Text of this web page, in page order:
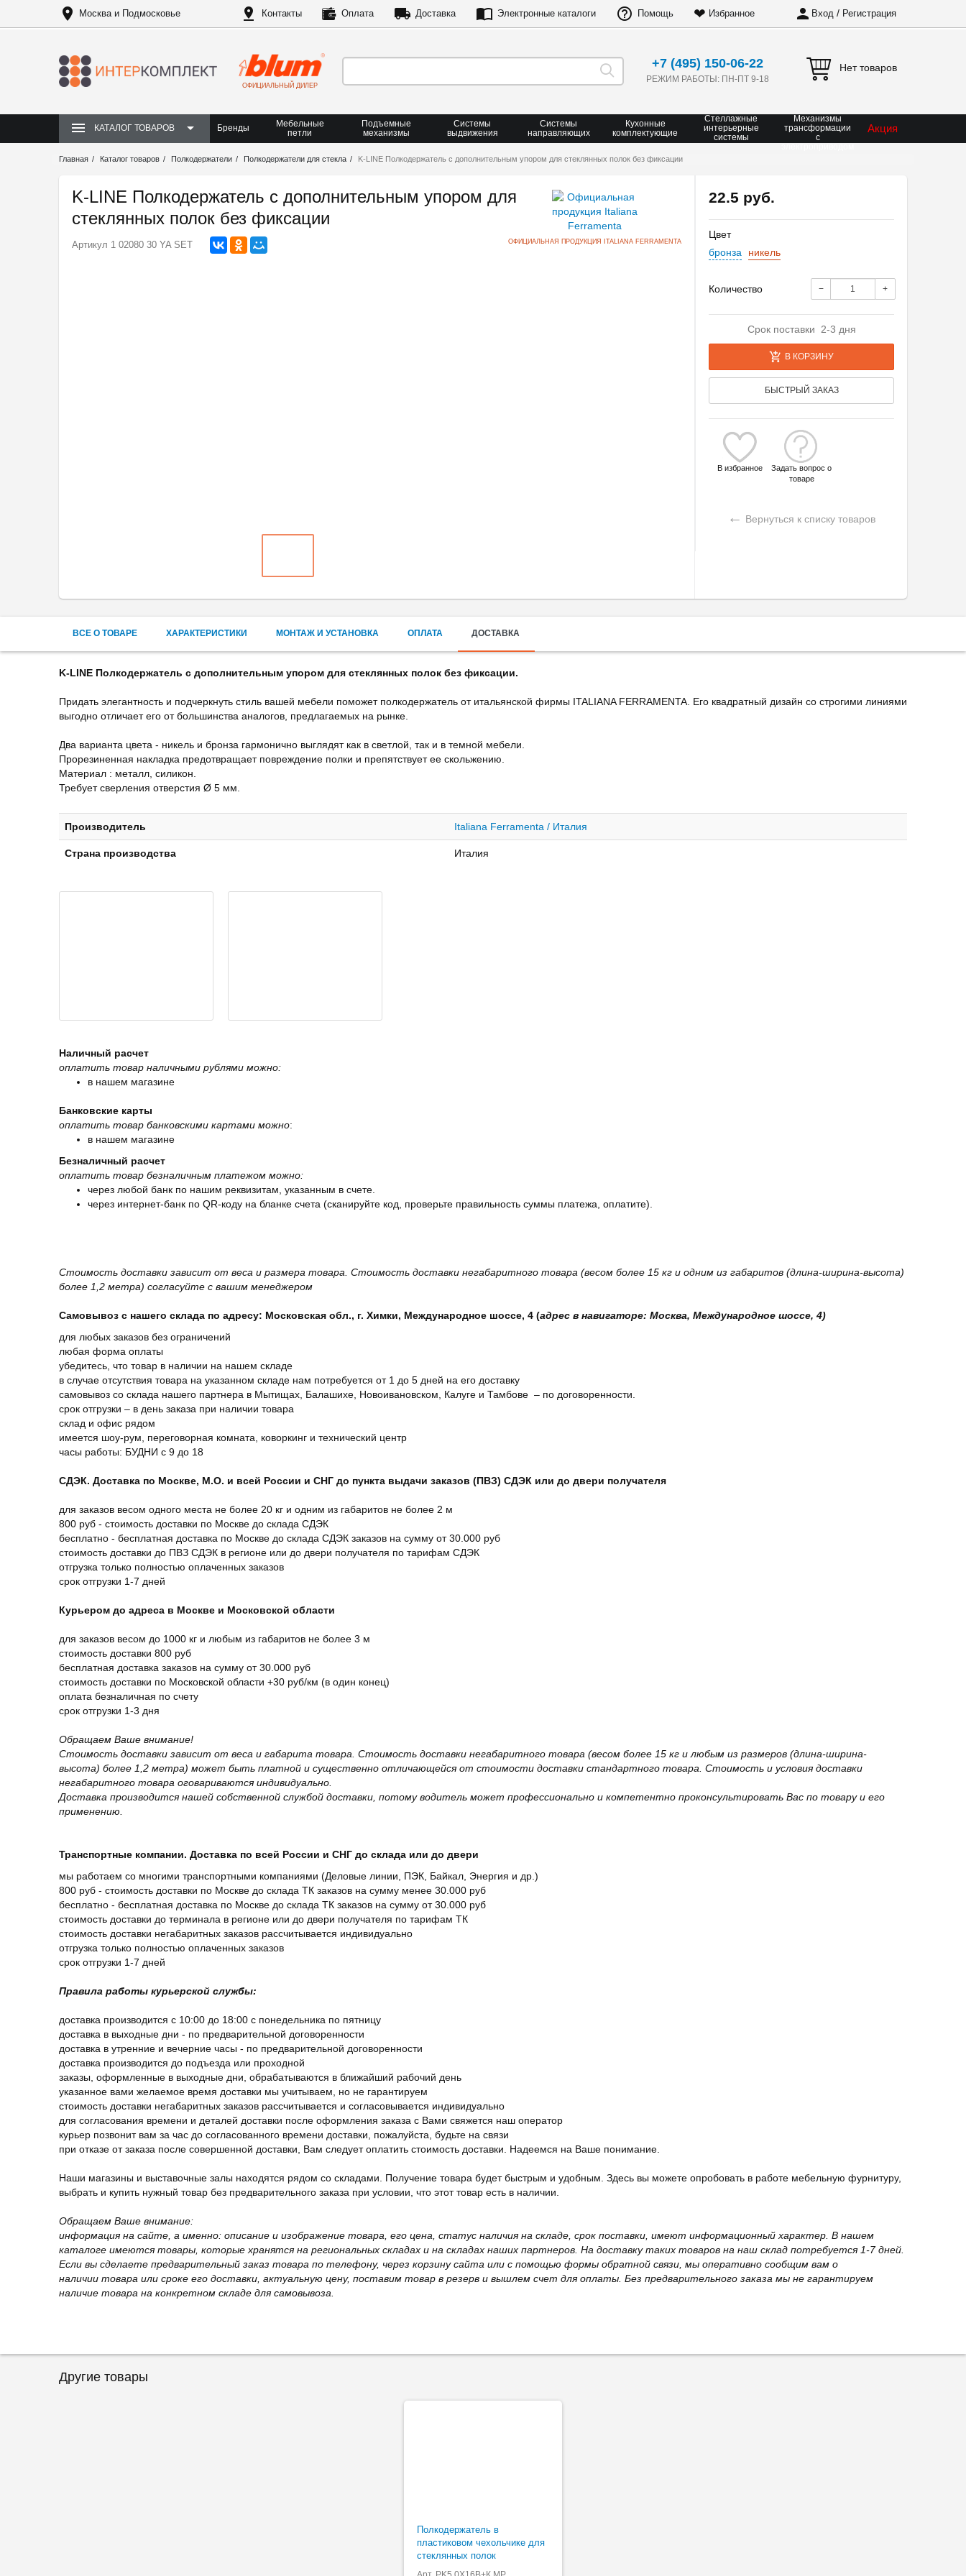
Москва и Подмосковье Контакты Оплата Доставка Электронные каталоги Помощь ❤ Избранное Вход / Регистрация
ОФИЦИАЛЬНЫЙ ДИЛЕР
+7 (495) 150-06-22
РЕЖИМ РАБОТЫ: ПН-ПТ 9-18
Нет товаров
КАТАЛОГ ТОВАРОВ Бренды
Мебельные
петли
Подъемные
механизмы
Системы
выдвижения
Системы
направляющих
Кухонные
комплектующие
Стеллажные
интерьерные
системы
Механизмы
трансформации
с
Акция
Главная Каталог товаров Полкодержатели Полкодержатели для стекла K-LINE Полкодержатель с дополнительным упором для стеклянных полок без фиксации
K-LINE Полкодержатель с дополнительным упором для
стеклянных полок без фиксации
ОФИЦИАЛЬНАЯ ПРОДУКЦИЯ ITALIANA FERRAMENTA
Артикул 1 02080 30 YA SET
22.5 руб.
Цвет
бронза
никель
Количество − +
Срок поставки 2-3 дня
В КОРЗИНУ
БЫСТРЫЙ ЗАКАЗ
В избранное
Задать вопрос о
товаре
← Вернуться к списку товаров
ВСЕ О ТОВАРЕ ХАРАКТЕРИСТИКИ МОНТАЖ И УСТАНОВКА ОПЛАТА ДОСТАВКА
K-LINE Полкодержатель с дополнительным упором для стеклянных полок без фиксации.
Придать элегантность и подчеркнуть стиль вашей мебели поможет полкодержатель от итальянской фирмы ITALIANA FERRAMENTA. Его квадратный дизайн со строгими линиями
выгодно отличает его от большинства аналогов, предлагаемых на рынке.
Два варианта цвета - никель и бронза гармонично выглядят как в светлой, так и в темной мебели.
Прорезиненная накладка предотвращает повреждение полки и препятствует ее скольжению.
Материал : металл, силикон.
Требует сверления отверстия Ø 5 мм.
Производитель Italiana Ferramenta / Италия
Страна производства Италия
Наличный расчет
оплатить товар наличными рублями можно:
в нашем магазине
Банковские карты
оплатить товар банковскими картами можно:
в нашем магазине
Безналичный расчет
оплатить товар безналичным платежом можно:
через любой банк по нашим реквизитам, указанным в счете.
через интернет-банк по QR-коду на бланке счета (сканируйте код, проверьте правильность суммы платежа, оплатите).
Стоимость доставки зависит от веса и размера товара. Стоимость доставки негабаритного товара (весом более 15 кг и одним из габаритов (длина-ширина-высота)
более 1,2 метра) согласуйте с вашим менеджером
Самовывоз с нашего склада по адресу: Московская обл., г. Химки, Международное шоссе, 4 (адрес в навигаторе: Москва, Международное шоссе, 4)
для любых заказов без ограничений
любая форма оплаты
убедитесь, что товар в наличии на нашем складе
в случае отсутствия товара на указанном складе нам потребуется от 1 до 5 дней на его доставку
самовывоз со склада нашего партнера в Мытищах, Балашихе, Новоивановском, Калуге и Тамбове – по договоренности.
срок отгрузки – в день заказа при наличии товара
склад и офис рядом
имеется шоу-рум, переговорная комната, коворкинг и технический центр
часы работы: БУДНИ с 9 до 18
СДЭК. Доставка по Москве, М.О. и всей России и СНГ до пункта выдачи заказов (ПВЗ) СДЭК или до двери получателя
для заказов весом одного места не более 20 кг и одним из габаритов не более 2 м
800 руб - стоимость доставки по Москве до склада СДЭК
бесплатно - бесплатная доставка по Москве до склада СДЭК заказов на сумму от 30.000 руб
стоимость доставки до ПВЗ СДЭК в регионе или до двери получателя по тарифам СДЭК
отгрузка только полностью оплаченных заказов
срок отгрузки 1-7 дней
Курьером до адреса в Москве и Московской области
для заказов весом до 1000 кг и любым из габаритов не более 3 м
стоимость доставки 800 руб
бесплатная доставка заказов на сумму от 30.000 руб
стоимость доставки по Московской области +30 руб/км (в один конец)
оплата безналичная по счету
срок отгрузки 1-3 дня
Обращаем Ваше внимание!
Стоимость доставки зависит от веса и габарита товара. Стоимость доставки негабаритного товара (весом более 15 кг и любым из размеров (длина-ширина-
высота) более 1,2 метра) может быть платной и существенно отличающейся от стоимости доставки стандартного товара. Стоимость и условия доставки
негабаритного товара оговариваются индивидуально.
Доставка производится нашей собственной службой доставки, потому водитель может профессионально и компетентно проконсультировать Вас по товару и его
применению.
Транспортные компании. Доставка по всей России и СНГ до склада или до двери
мы работаем со многими транспортными компаниями (Деловые линии, ПЭК, Байкал, Энергия и др.)
800 руб - стоимость доставки по Москве до склада ТК заказов на сумму менее 30.000 руб
бесплатно - бесплатная доставка по Москве до склада ТК заказов на сумму от 30.000 руб
стоимость доставки до терминала в регионе или до двери получателя по тарифам ТК
стоимость доставки негабаритных заказов рассчитывается индивидуально
отгрузка только полностью оплаченных заказов
срок отгрузки 1-7 дней
Правила работы курьерской службы:
доставка производится с 10:00 до 18:00 с понедельника по пятницу
доставка в выходные дни - по предварительной договоренности
доставка в утренние и вечерние часы - по предварительной договоренности
доставка производится до подъезда или проходной
заказы, оформленные в выходные дни, обрабатываются в ближайший рабочий день
указанное вами желаемое время доставки мы учитываем, но не гарантируем
стоимость доставки негабаритных заказов рассчитывается и согласовывается индивидуально
для согласования времени и деталей доставки после оформления заказа с Вами свяжется наш оператор
курьер позвонит вам за час до согласованного времени доставки, пожалуйста, будьте на связи
при отказе от заказа после совершенной доставки, Вам следует оплатить стоимость доставки. Надеемся на Ваше понимание.
Наши магазины и выставочные залы находятся рядом со складами. Получение товара будет быстрым и удобным. Здесь вы можете опробовать в работе мебельную фурнитуру,
выбрать и купить нужный товар без предварительного заказа при условии, что этот товар есть в наличии.
Обращаем Ваше внимание:
информация на сайте, а именно: описание и изображение товара, его цена, статус наличия на складе, срок поставки, имеют информационный характер. В нашем
каталоге имеются товары, которые хранятся на региональных складах и на складах наших партнеров. На доставку таких товаров на наш склад потребуется 1-7 дней.
Если вы сделаете предварительный заказ товара по телефону, через корзину сайта или с помощью формы обратной связи, мы оперативно сообщим вам о
наличии товара или сроке его доставки, актуальную цену, поставим товар в резерв и вышлем счет для оплаты. Без предварительного заказа мы не гарантируем
наличие товара на конкретном складе для самовывоза.
Другие товары
Полкодержатель в
пластиковом чехольчике для
стеклянных полок